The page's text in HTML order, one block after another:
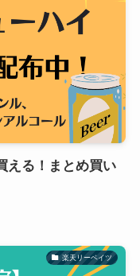
える！まとめ買い
楽天リーベイツ